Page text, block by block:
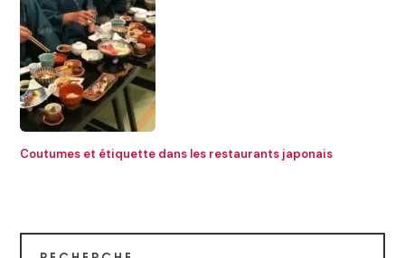
Coutumes et étiquette dans les restaurants japonais